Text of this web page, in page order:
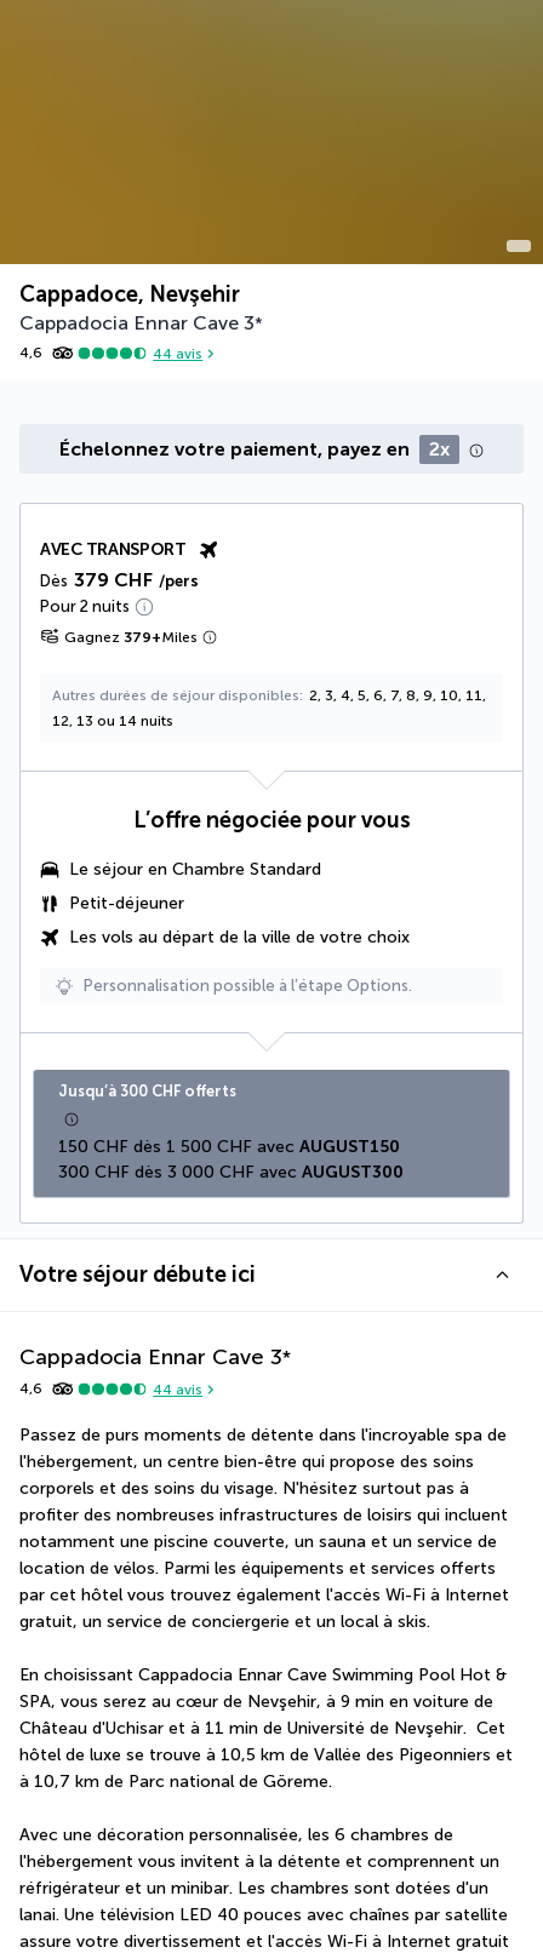
Cappadoce, Nevşehir
Cappadocia Ennar Cave 3*
4,6 44 avis
Échelonnez votre paiement, payez en 2x
AVEC TRANSPORT
Dès 379 CHF /pers
Pour 2 nuits
Gagnez 379+Miles
Autres durées de séjour disponibles
2, 3, 4, 5, 6, 7, 8, 9, 10, 11,
12, 13 ou 14 nuits
L’offre négociée pour vous
Le séjour en Chambre Standard
Petit-déjeuner
Les vols au départ de la ville de votre choix
Personnalisation possible à l’étape Options.
Jusqu’à 300 CHF offerts
150 CHF dès 1 500 CHF avec AUGUST150
300 CHF dès 3 000 CHF avec AUGUST300
Votre séjour débute ici
Cappadocia Ennar Cave 3*
4,6 44 avis
Passez de purs moments de détente dans l'incroyable spa de
l'hébergement, un centre bien-être qui propose des soins
corporels et des soins du visage. N'hésitez surtout pas à
profiter des nombreuses infrastructures de loisirs qui incluent
notamment une piscine couverte, un sauna et un service de
location de vélos. Parmi les équipements et services offerts
par cet hôtel vous trouvez également l'accès Wi-Fi à Internet
gratuit, un service de conciergerie et un local à skis.
En choisissant Cappadocia Ennar Cave Swimming Pool Hot &
SPA, vous serez au cœur de Nevşehir, à 9 min en voiture de
Château d'Uchisar et à 11 min de Université de Nevşehir.  Cet
hôtel de luxe se trouve à 10,5 km de Vallée des Pigeonniers et
à 10,7 km de Parc national de Göreme.
Avec une décoration personnalisée, les 6 chambres de
l'hébergement vous invitent à la détente et comprennent un
réfrigérateur et un minibar. Les chambres sont dotées d'un
lanai. Une télévision LED 40 pouces avec chaînes par satellite
assure votre divertissement et l'accès Wi-Fi à Internet gratuit